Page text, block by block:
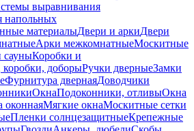
выравнивания
напольных
материалыДвери и аркиДвери
Арки межкомнатныеМоскитные
сауныКоробки и
доборыРучки дверныеЗамки
Фурнитура двернаяДоводчики
ОкнаПодоконники, отливыОкна
оконнаяМягкие окнаМоскитные сетки
Пленки солнцезащитныеКрепежные